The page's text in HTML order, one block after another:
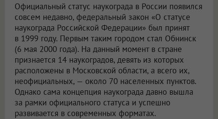
Официальный статус наукограда в России появился
совсем недавно, федеральный закон «О статусе
наукограда Российской Федерации» был принят
в 1999 году. Первым таким городом стал Обнинск
(6 мая 2000 года). На данный момент в стране
признается 14 наукоградов, девять из которых
расположены в Московской области, а всего их,
неофициальных, — около 70 населенных пунктов.
Однако сама концепция наукограда давно вышла
за рамки официального статуса и успешно
развивается в современных форматах.